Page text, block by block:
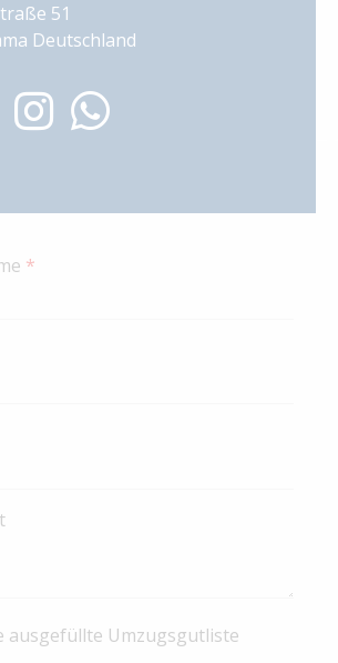
51
Deutschland
*
ausgefüllte Umzugsgutliste